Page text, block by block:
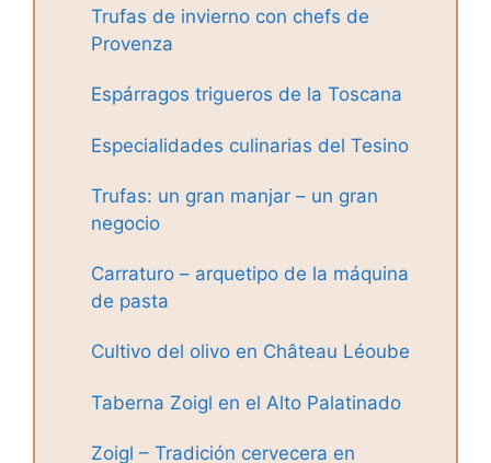
Trufas de invierno con chefs de
Provenza
Espárragos trigueros de la Toscana
Especialidades culinarias del Tesino
Trufas: un gran manjar – un gran
negocio
Carraturo – arquetipo de la máquina
de pasta
Cultivo del olivo en Château Léoube
Taberna Zoigl en el Alto Palatinado
Zoigl – Tradición cervecera en